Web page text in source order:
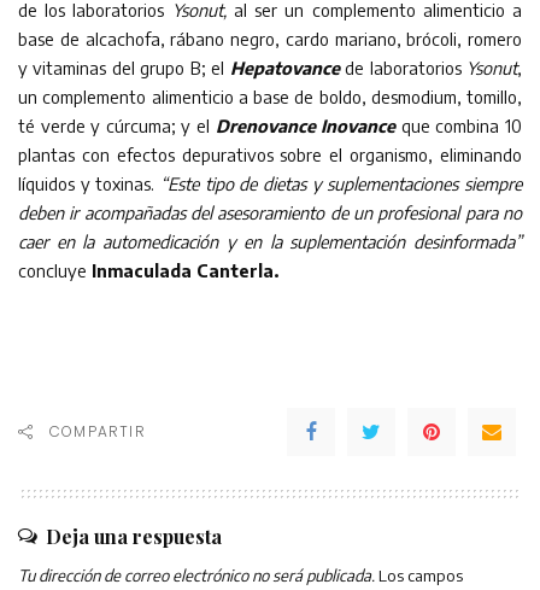
de los laboratorios Ysonut,al ser un complemento alimenticio a
base de alcachofa, rábano negro, cardo mariano, brócoli, romero
y vitaminas del grupo B; el Hepatovance de laboratorios Ysonut,
un complemento alimenticio a base de boldo, desmodium, tomillo,
té verde y cúrcuma; y el Drenovance Inovanceque combina 10
plantas con efectos depurativos sobre el organismo, eliminando
líquidos y toxinas. “Este tipo de dietas y suplementaciones siempre
deben ir acompañadas del asesoramiento de un profesional para no
caer en la automedicación y en la suplementación desinformada”
concluye Inmaculada Canterla.
COMPARTIR
Deja una respuesta
Tu dirección de correo electrónico no será publicada.Los campos